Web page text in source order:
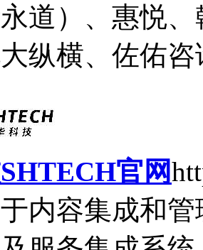
永道）、惠悦
纵横、佐佑咨
官网
内容集成和